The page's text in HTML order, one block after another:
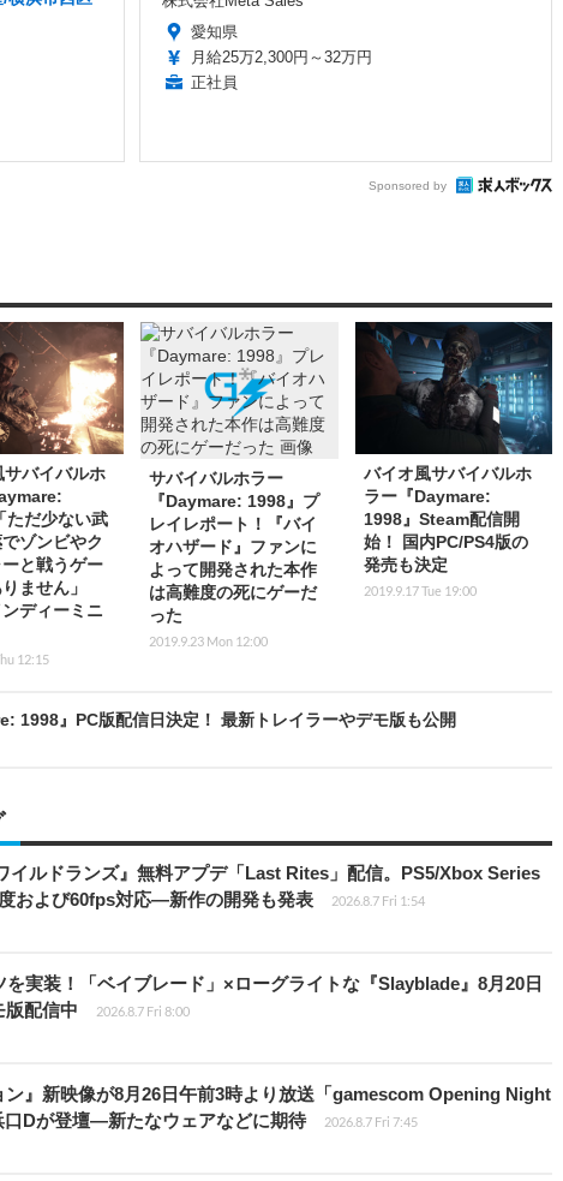
愛知県
月給25万2,300円～32万円
正社員
Sponsored by
バイバルホ
ただ少ない武
ゾンビやク
ーと戦うゲー
ません」
ンディーミニ
12:15
サバイバルホラー
『Daymare: 1998』プ
レイレポート！『バイ
オハザード』ファンに
よって開発された本作
は高難度の死にゲーだ
った
2019.9.23 Mon 12:00
バイオ風サバイバルホ
ラー『Daymare:
1998』Steam配信開
始！ 国内PC/PS4版の
発売も決定
2019.9.17 Tue 19:00
1998』PC版配信日決定！ 最新トレイラーやデモ版も公開
イルドランズ』無料アプデ「Last Rites」配信。PS5/Xbox Series
および60fps対応―新作の開発も発表
2026.8.7 Fri 1:54
を実装！「ベイブレード」×ローグライトな『Slayblade』8月20日
版配信中
2026.8.7 Fri 8:00
ン』新映像が8月26日午前3時より放送「gamescom Opening Night
口Dが登壇―新たなウェアなどに期待
2026.8.7 Fri 7:45